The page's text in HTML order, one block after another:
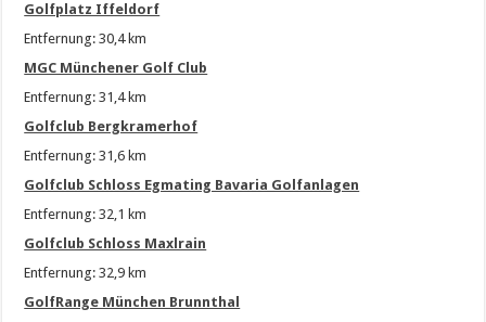
Golfplatz Iffeldorf
Entfernung: 30,4 km
MGC Münchener Golf Club
Entfernung: 31,4 km
Golfclub Bergkramerhof
Entfernung: 31,6 km
Golfclub Schloss Egmating Bavaria Golfanlagen
Entfernung: 32,1 km
Golfclub Schloss Maxlrain
Entfernung: 32,9 km
GolfRange München Brunnthal